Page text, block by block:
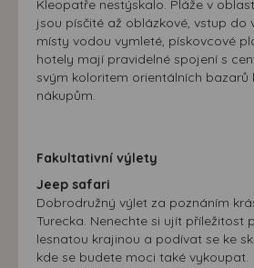
Kleopatře nestýskalo. Pláže v
jsou písčité až oblázkové, vstup do
místy vodou vymleté, pískovcové
hotely mají pravidelné spojení s
svým koloritem orientálních bazarů
nákupům.
Fakultativní výlety
Jeep safari
Dobrodružný výlet za poznáním
Turecka. Nenechte si ujít příležitost
lesnatou krajinou a podívat se ke
kde se budete moci také vykoupat.